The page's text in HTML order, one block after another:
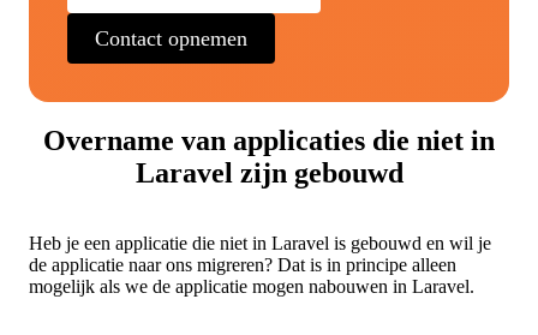
Contact opnemen
Overname van applicaties die niet in
Laravel zijn gebouwd
Heb je een applicatie die niet in Laravel is gebouwd en wil je
de applicatie naar ons migreren? Dat is in principe alleen
mogelijk als we de applicatie mogen nabouwen in Laravel.